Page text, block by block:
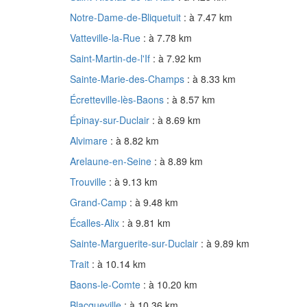
Notre-Dame-de-Bliquetuit : à 7.47 km
Vatteville-la-Rue : à 7.78 km
Saint-Martin-de-l'If : à 7.92 km
Sainte-Marie-des-Champs : à 8.33 km
Écretteville-lès-Baons : à 8.57 km
Épinay-sur-Duclair : à 8.69 km
Alvimare : à 8.82 km
Arelaune-en-Seine : à 8.89 km
Trouville : à 9.13 km
Grand-Camp : à 9.48 km
Écalles-Alix : à 9.81 km
Sainte-Marguerite-sur-Duclair : à 9.89 km
Trait : à 10.14 km
Baons-le-Comte : à 10.20 km